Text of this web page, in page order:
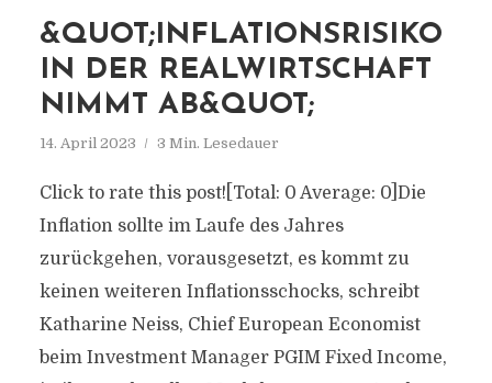
&QUOT;INFLATIONSRISIKO
IN DER REALWIRTSCHAFT
NIMMT AB&QUOT;
14. April 2023 3 Min. Lesedauer
Click to rate this post![Total: 0 Average: 0]Die
Inflation sollte im Laufe des Jahres
zurückgehen, vorausgesetzt, es kommt zu
keinen weiteren Inflationsschocks, schreibt
Katharine Neiss, Chief European Economist
beim Investment Manager PGIM Fixed Income,